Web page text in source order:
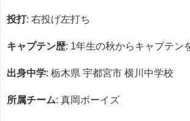
投打: 右投げ左打ち
キャプテン歴: 1年生の秋からキャプテン
出身中学: 栃木県 宇都宮市 横川中学校
所属チーム: 真岡ボーイズ